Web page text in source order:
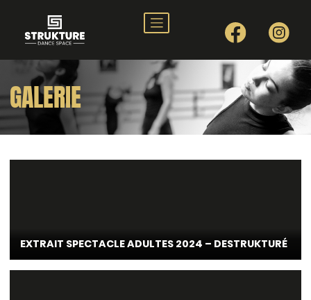
Nos profs
Planning
Stages
GALERIE
EXTRAIT SPECTACLE ADULTES 2024 – DESTRUKTURÉ